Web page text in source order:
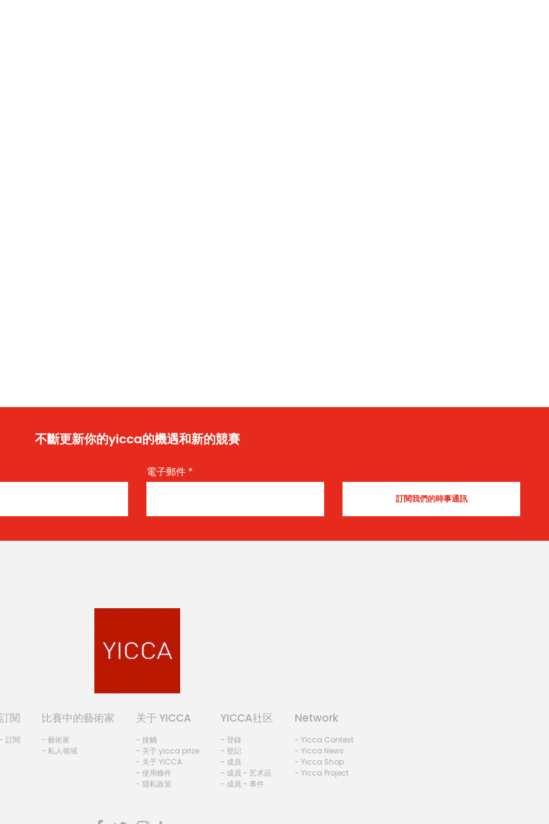
不斷更新你的yicca的機遇和新的競賽
電子郵件 *
訂閱
- 訂閱
比賽中的藝術家
- 藝術家
- 私人领域
关于 YICCA
- 接觸
- 关于 yicca prize
- 关于 YICCA
- 使用條件
- 隱私政策
YICCA社区
- 登錄
- 登記
- 成員
- 成員 - 艺术品
- 成員 - 事件
Network
- Yicca Contest
- Yicca News
- Yicca Shop
- Yicca Project